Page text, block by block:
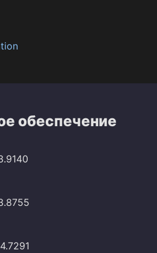
обеспечение